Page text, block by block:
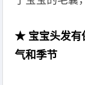
★ 宝宝头发有
气和季节